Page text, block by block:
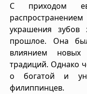
С приходом
украшения
прошлое. Она
влиянием новых
традиций. Однако
о богатой и
филиппинцев.